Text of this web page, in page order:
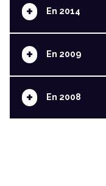
+ En 2014
+ En 2009
+ En 2008